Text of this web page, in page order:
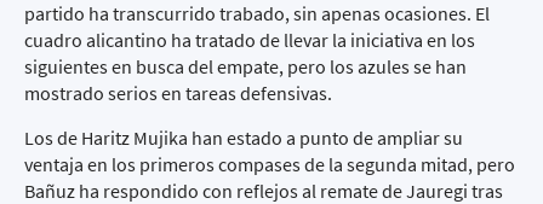
partido ha transcurrido trabado, sin apenas ocasiones. El
cuadro alicantino ha tratado de llevar la iniciativa en los
siguientes en busca del empate, pero los azules se han
mostrado serios en tareas defensivas.
Los de Haritz Mujika han estado a punto de ampliar su
ventaja en los primeros compases de la segunda mitad, pero
Bañuz ha respondido con reflejos al remate de Jauregi tras